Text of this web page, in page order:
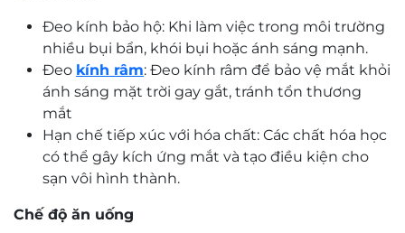
Đeo kính bảo hộ: Khi làm việc trong môi trường
nhiều bụi bẩn, khói bụi hoặc ánh sáng mạnh.
Đeo kính râm: Đeo kính râm để bảo vệ mắt khỏi
ánh sáng mặt trời gay gắt, tránh tổn thương
mắt
Hạn chế tiếp xúc với hóa chất: Các chất hóa học
có thể gây kích ứng mắt và tạo điều kiện cho
sạn vôi hình thành.
Chế độ ăn uống